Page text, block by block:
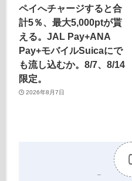
ペイへチャージすると合
計5％、最大5,000ptが貰
える。JAL Pay+ANA
Pay+モバイルSuicaにで
も流し込むか。8/7、8/14
限定。
2026年8月7日